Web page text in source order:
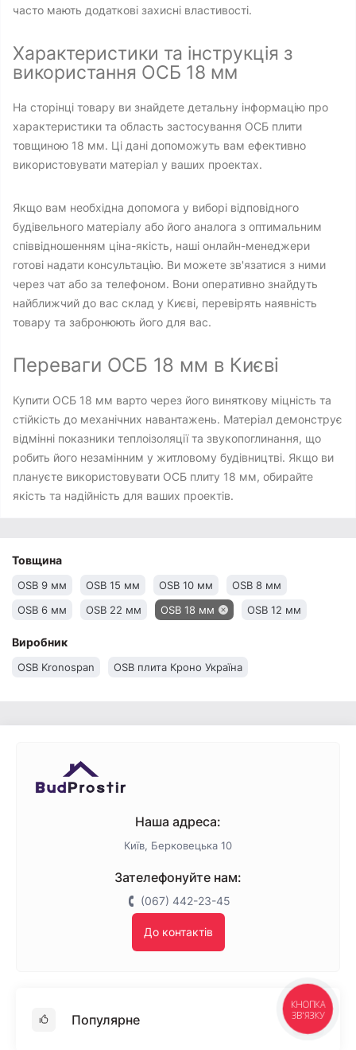
часто мають додаткові захисні властивості.
Характеристики та інструкція з
використання ОСБ 18 мм
На сторінці товару ви знайдете детальну інформацію про
характеристики та область застосування ОСБ плити
товщиною 18 мм. Ці дані допоможуть вам ефективно
використовувати матеріал у ваших проектах.
Якщо вам необхідна допомога у виборі відповідного
будівельного матеріалу або його аналога з оптимальним
співвідношенням ціна-якість, наші онлайн-менеджери
готові надати консультацію. Ви можете зв'язатися з ними
через чат або за телефоном. Вони оперативно знайдуть
найближчий до вас склад у Києві, перевірять наявність
товару та забронюють його для вас.
Переваги ОСБ 18 мм в Києві
Купити ОСБ 18 мм варто через його виняткову міцність та
стійкість до механічних навантажень. Матеріал демонструє
відмінні показники теплоізоляції та звукопоглинання, що
робить його незамінним у житловому будівництві. Якщо ви
плануєте використовувати ОСБ плиту 18 мм, обирайте
якість та надійність для ваших проектів.
Товщина
OSB 9 мм OSB 15 мм OSB 10 мм
OSB 8 мм
OSB 6 мм
OSB 22 мм OSB 18 мм OSB 12 мм
Виробник
OSB Kronospan OSB плита Кроно Україна
Наша адреса:
Київ, Берковецька 10
Зателефонуйте нам:
(067) 442-23-45
До контактів
Популярне
КНОПКА
ЗВ'ЯЗКУ